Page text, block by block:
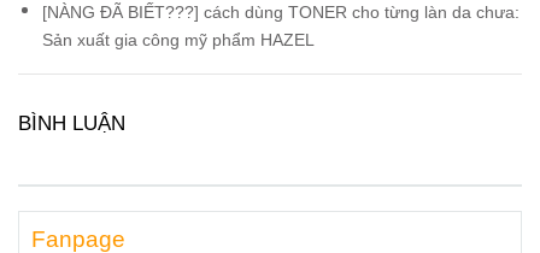
[NÀNG ĐÃ BIẾT???] cách dùng TONER cho từng làn da chưa:
Sản xuất gia công mỹ phẩm HAZEL
BÌNH LUẬN
Fanpage